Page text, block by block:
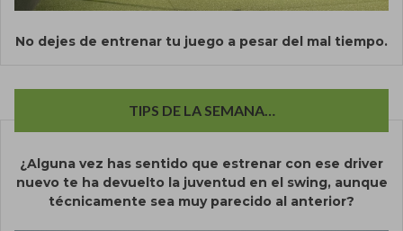
No dejes de entrenar tu juego a pesar del mal tiempo.
TIPS DE LA SEMANA…
¿Alguna vez has sentido que estrenar con ese driver
nuevo te ha devuelto la juventud en el swing, aunque
técnicamente sea muy parecido al anterior?